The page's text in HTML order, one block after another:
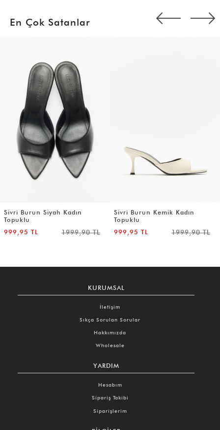
En Çok Satanlar
Sivri Burun Siyah Kadın
Topuklu
999,95 TL
1999,90 TL
Sivri Burun Kemik Kadın
Topuklu
999,95 TL
1999,90 TL
KURUMSAL
İletişim
Sıkça Sorulan Sorular
Hakkımızda
Wholesale
YARDIM
Hesabım
Sipariş Takibi
Siparişlerim